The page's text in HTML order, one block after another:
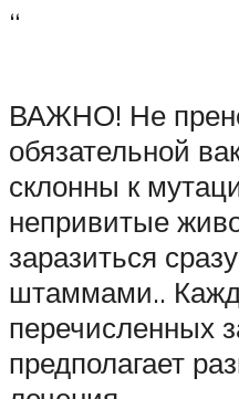
“
ВАЖНО! Не
обязательной
склонны к
непривитые
заразиться
штаммами..
перечисленных
предполагает